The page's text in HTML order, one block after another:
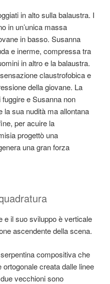
in alto sulla balaustra. I
in un’unica massa
in basso. Susanna
e inerme, compressa tra
in altro e la balaustra.
claustrofobica e
della giovane. La
e Susanna non
sua nudità ma allontana
per acuire la
progettò una
una gran forza
e il suo sviluppo è verticale
ascendente della scena.
compositiva che
creata dalle linee
vecchioni sono